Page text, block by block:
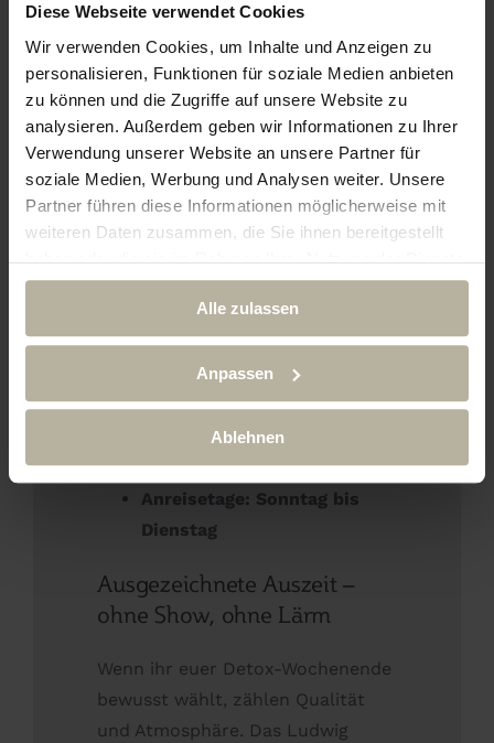
Diese Webseite verwendet Cookies
Wir verwenden Cookies, um Inhalte und Anzeigen zu
personalisieren, Funktionen für soziale Medien anbieten
zu können und die Zugriffe auf unsere Website zu
analysieren. Außerdem geben wir Informationen zu Ihrer
Verwendung unserer Website an unsere Partner für
soziale Medien, Werbung und Analysen weiter. Unsere
Partner führen diese Informationen möglicherweise mit
weiteren Daten zusammen, die Sie ihnen bereitgestellt
haben oder die sie im Rahmen Ihrer Nutzung der Dienste
gesammelt haben.
Alle zulassen
Anpassen
Ablehnen
Enthalten sind:
3 Übernachtungen inkl. ¾-
Gourmetpension
Begrüßungsgetränk
1 Flasche Prosecco
Allgäu-Walser-Pass
20 € Gutscheinfür eine
Wohlfühlbehandlung (ab 45
ab 359 € p. P.
Anreisetage: Sonntag bis
Dienstag
Ausgezeichnete Auszeit –
ohne Show, ohne Lärm
Wenn ihr euer Detox-Wochenende
bewusst wählt, zählen Qualität
und Atmosphäre. Das Ludwig